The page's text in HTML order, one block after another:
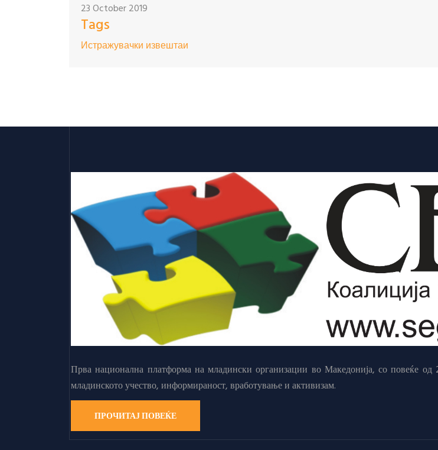
23 October 2019
Tags
Истражувачки извештаи
Прва национална платформа на младински организации во Македонија, со повеќе
младинското учество, информираност, вработување и активизам.
ПРОЧИТАЈ ПОВЕЌЕ